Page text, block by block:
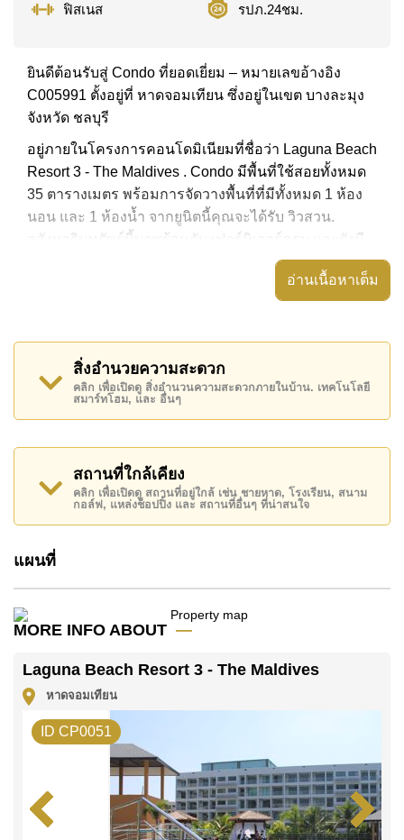
ฟิสเนส
รปภ.24ชม.
ยินดีต้อนรับสู่ Condo ที่ยอดเยี่ยม – หมายเลขอ้างอิง
C005991 ตั้งอยู่ที่ หาดจอมเทียน ซึ่งอยู่ในเขต บางละมุง
จังหวัด ชลบุรี
อยู่ภายในโครงการคอนโดมิเนียมที่ชื่อว่า Laguna Beach
Resort 3 - The Maldives . Condo มีพื้นที่ใช้สอยทั้งหมด
35 ตารางเมตร พร้อมการจัดวางพื้นที่ที่มีทั้งหมด 1 ห้อง
นอน และ 1 ห้องน้ำ จากยูนิตนี้คุณจะได้รับ วิวสวน.
อสังหาริมทรัพย์นี้มาพร้อมกับ เฟอร์นิเจอร์ครบ และยังมี
สิ่งอำนวยความสะดวก ได้แก่ มีระเบียง, เครื่องปรับ
Laguna Beach Resort 3 - The Maldives มีสิ่งอำนวย
ความสะดวกส่วนกลาง ได้แก่ สไลเดอร์, ฟิสเนส, ห้อง
เกมส์, ซาวน่าหรือห้องอบไอน้ำ
สถานที่สำคัญใกล้ Laguna Beach Resort 3 - The
Maldives ได้แก่: เดินทางไปชายหาดได้ง่าย, ไกล้เคียงรถ
ประจำทาง , พัทยาปาร์ค, อันเดอร์วอเตอร์ เวิลด์ , ,
รพ.กรุงเทพจอมเทียน
อสังหาริมทรัพย์นี้เปิดให้เช่าระยะยาวในราคา ฿ 13,000
บาทต่อเดือน
มัดจำ 2 เดือน ก่อนเข้าอยู่อาศัย
คุณ!
ติดต่อ Cornerstone Real Estate โทร +6638411250
หรือ อีเมลinfo@cornerstone.co.th
WhatsApp ของสำนักงาน: +66807945904
และ LINE:
@cornerstonepattaya
อ่านเนื้อหาเต็ม
สิ่งอำนวยความสะดวก
คลิก เพื่อเปิดดู สิ่งอำนวนความสะดวกภายในบ้าน. เทคโนโลยี
สมาร์ทโฮม, และ อื่นๆ
สถานที่ใกล้เคียง
คลิก เพื่อเปิดดู สถานที่อยู่ใกล้ เช่น ชายหาด, โรงเรียน, สนาม
กอล์ฟ, แหล่งช็อปปิ้ง และ สถานที่อื่นๆ ที่น่าสนใจ
แผนที่
MORE INFO ABOUT
Laguna Beach Resort 3 - The Maldives
หาดจอมเทียน
ID CP0051